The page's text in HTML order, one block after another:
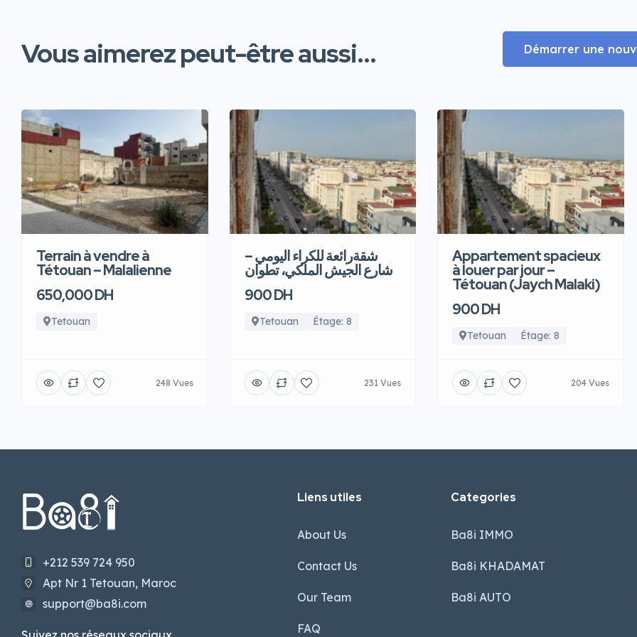
Vous aimerez peut-être aussi... Démarrer une
Terrain à vendre à
Tétouan – Malalienne
650,000 DH
Tetouan
248 Vues
شقةرائعة للكراء اليومي –
شارع الجيش الملكي، تطوان
900 DH
Tetouan Étage: 8
231 Vues
Appartement spacieux
à louer par jour –
Tétouan (Jaych Malaki)
900 DH
Tetouan Étage: 8
204 Vues
+212 539 724 950
Apt Nr 1 Tetouan, Maroc
support@ba8i.com
Liens utiles
About Us
Contact Us
Our Team
FAQ
Categories
Ba8i IMMO
Ba8i KHADAMAT
Ba8i AUTO